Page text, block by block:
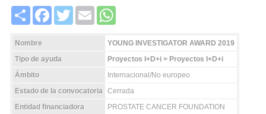
Share FacebookTwitter Email
Nombre
YOUNG INVESTIGATOR AWARD 2019
Tipo de ayuda
Proyectos I+D+i > Proyectos I+D+i
Ámbito
Internacional/No europeo
Estado de la convocatoria Cerrada
Entidad financiadora
PROSTATE CANCER FOUNDATION